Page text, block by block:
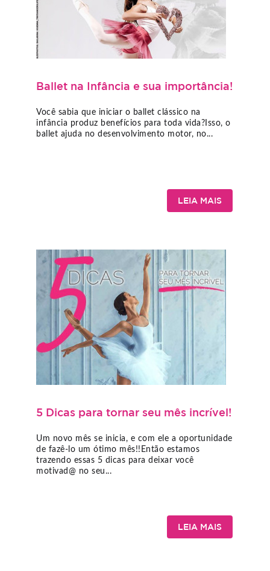
Ballet na Infância e sua importância!
Você sabia que iniciar o ballet clássico na
infância produz benefícios para toda vida?Isso, o
ballet ajuda no desenvolvimento motor, no...
LEIA MAIS
5 Dicas para tornar seu mês incrível!
Um novo mês se inicia, e com ele a oportunidade
de fazê-lo um ótimo mês!!Então estamos
trazendo essas 5 dicas para deixar você
motivad@ no seu...
LEIA MAIS